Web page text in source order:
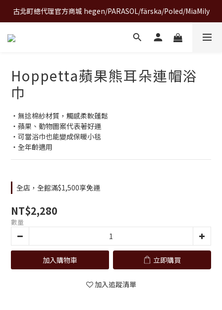
A World of Wonder 奇想世界特展｜套票熱賣中
古北町總代理官方商城 hegen/PARASOL/färska/Poled/MiaMily
A World of Wonder 奇想世界特展｜套票熱賣中
Hoppetta蘋果熊耳朵連帽浴
巾
・無捻棉紗材質，觸感柔軟蓬鬆
・蘋果、動物圖案代表著好運
・可當浴巾也能變成保暖小毯
・全年齡適用
全店，全館滿$1,500享免運
NT$2,280
數量
加入購物車 立即購買
加入追蹤清單